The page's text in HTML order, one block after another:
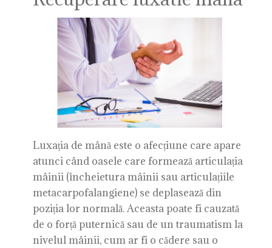
Luxația de mână este o afecțiune care apare
atunci când oasele care formează articulația
mâinii (încheietura mâinii sau articulațiile
metacarpofalangiene) se deplasează din
poziția lor normală. Aceasta poate fi cauzată
de o forță puternică sau de un traumatism la
nivelul mâinii, cum ar fi o cădere sau o